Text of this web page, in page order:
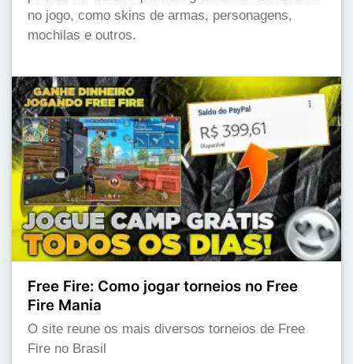
no jogo, como skins de armas, personagens,
mochilas e outros.
Free Fire: Como jogar torneios no Free
Fire Mania
O site reune os mais diversos torneios de Free
Fire no Brasil